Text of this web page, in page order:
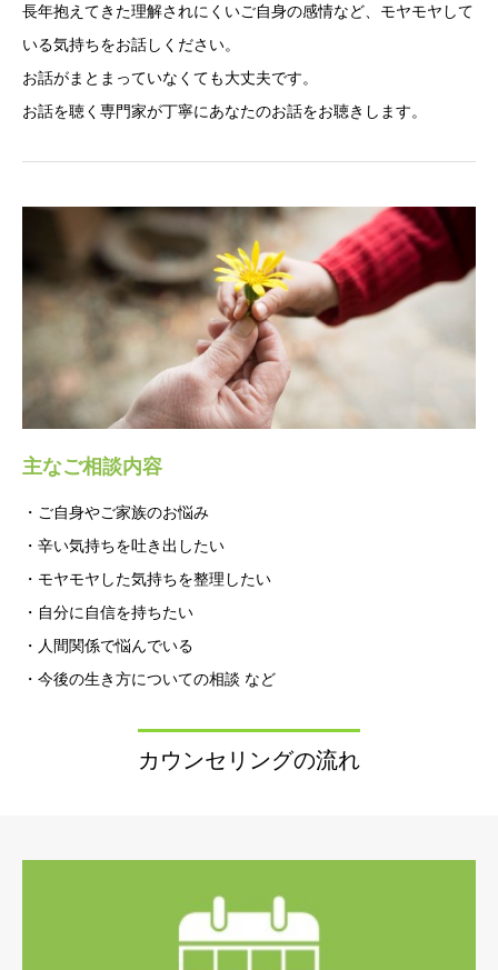
長年抱えてきた理解されにくいご自身の感情など、モヤモヤして
いる気持ちをお話しください。
お話がまとまっていなくても大丈夫です。
お話を聴く専門家が丁寧にあなたのお話をお聴きします。
主なご相談内容
・ご自身やご家族のお悩み
・辛い気持ちを吐き出したい
・モヤモヤした気持ちを整理したい
・自分に自信を持ちたい
・人間関係で悩んでいる
・今後の生き方についての相談 など
カウンセリングの流れ